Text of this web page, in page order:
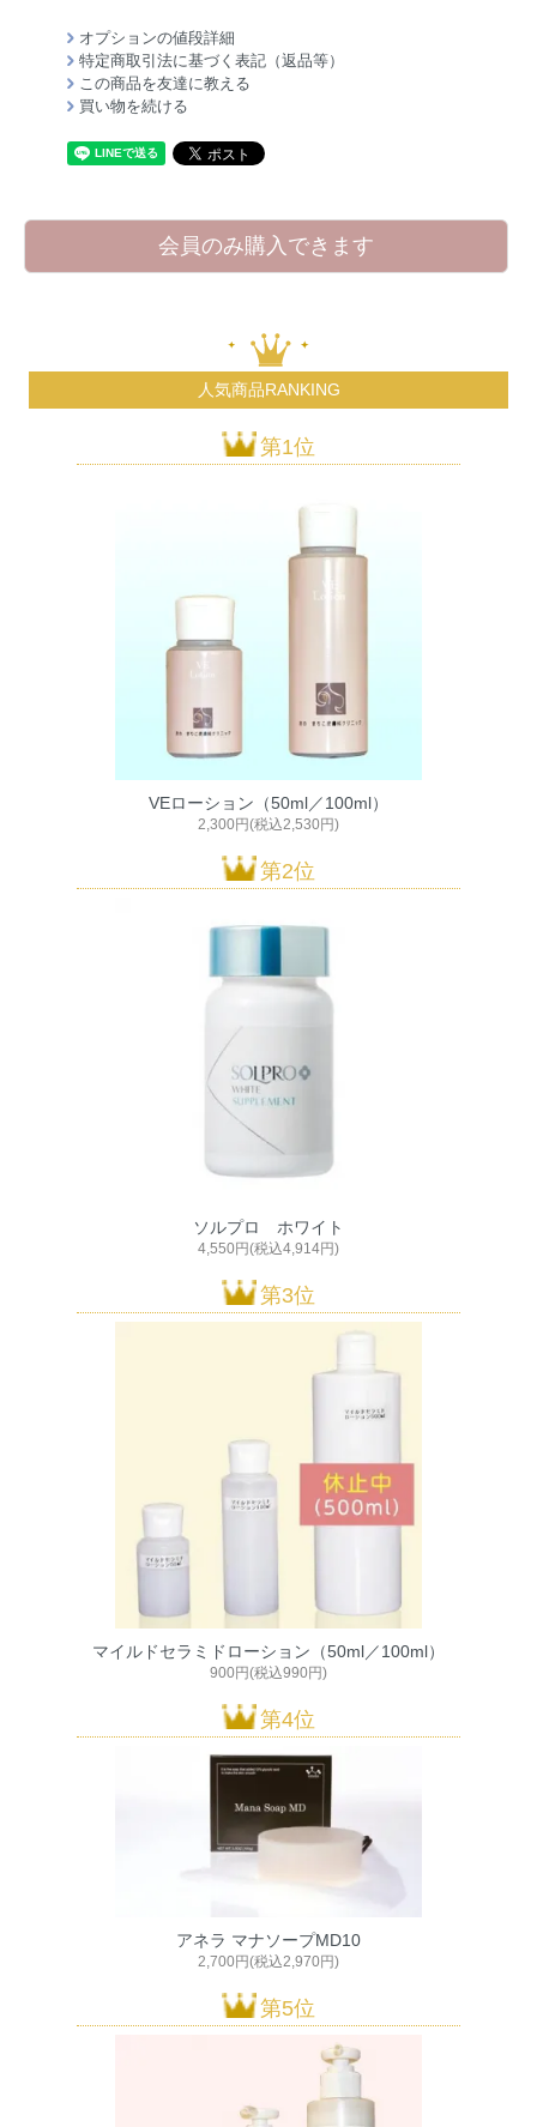
オプションの値段詳細
特定商取引法に基づく表記（返品等）
この商品を友達に教える
買い物を続ける
会員のみ購入できます
人気商品RANKING
第1位
VEローション（50ml／100ml）
2,300円(税込2,530円)
第2位
ソルプロ ホワイト
4,550円(税込4,914円)
第3位
マイルドセラミドローション（50ml／100ml）
900円(税込990円)
第4位
アネラ マナソープMD10
2,700円(税込2,970円)
第5位